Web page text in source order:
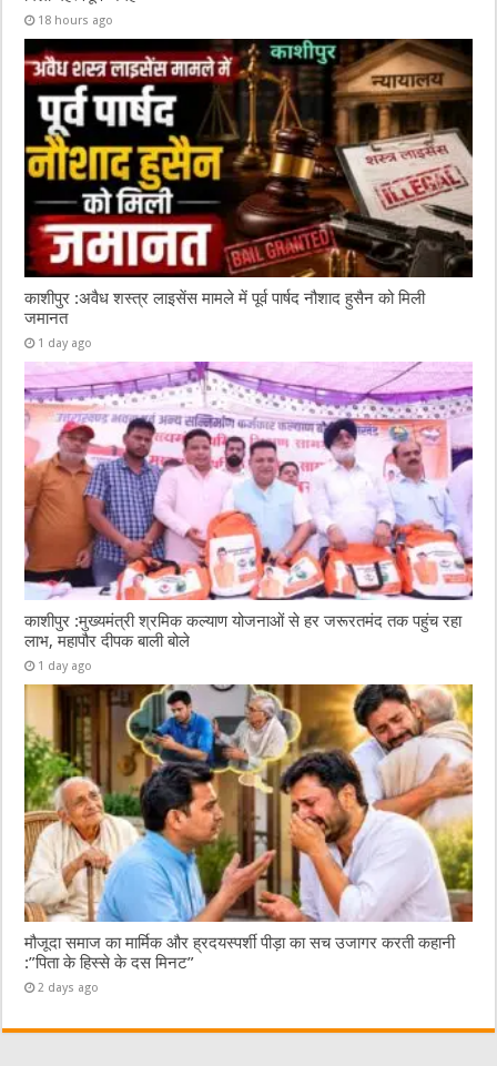
18 hours ago
काशीपुर :अवैध शस्त्र लाइसेंस मामले में पूर्व पार्षद नौशाद हुसैन को मिली
जमानत
1 day ago
काशीपुर :मुख्यमंत्री श्रमिक कल्याण योजनाओं से हर जरूरतमंद तक पहुंच रहा
लाभ, महापौर दीपक बाली बोले
1 day ago
मौजूदा समाज का मार्मिक और ह्रदयस्पर्शी पीड़ा का सच उजागर करती कहानी
:”पिता के हिस्से के दस मिनट”
2 days ago